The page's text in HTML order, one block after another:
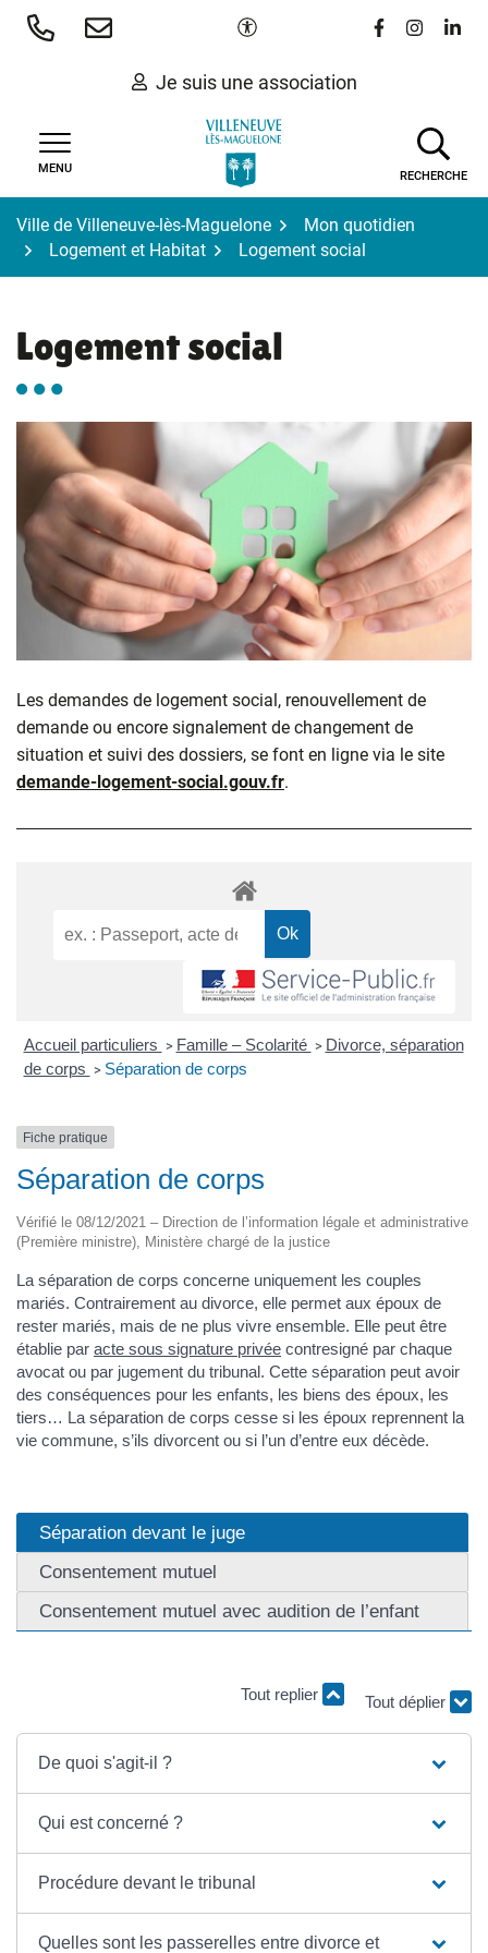
Aller
Paramètres d'accessibilité
Lien vers le
Lien vers
Lien
Je suis une association
MENU
RECHERCHE
Ville de Villeneuve-lès-Maguelone
Mon quotidien
Logement et Habitat
Logement social
Logement social
Les demandes de logement social, renouvellement de
demande ou encore signalement de changement de
situation et suivi des dossiers, se font en ligne via le site
demande-logement-social.gouv.fr.
Accueil particuliers > Famille – Scolarité > Divorce, séparation
de corps > Séparation de corps
Fiche pratique
Séparation de corps
Vérifié le 08/12/2021 – Direction de l’information légale et administrative
(Première ministre), Ministère chargé de la justice
La séparation de corps concerne uniquement les couples
mariés. Contrairement au divorce, elle permet aux époux de
rester mariés, mais de ne plus vivre ensemble. Elle peut être
établie par acte sous signature privée contresigné par chaque
avocat ou par jugement du tribunal. Cette séparation peut avoir
des conséquences pour les enfants, les biens des époux, les
tiers… La séparation de corps cesse si les époux reprennent la
vie commune, s’ils divorcent ou si l’un d’entre eux décède.
Séparation devant le juge
Consentement mutuel
Consentement mutuel avec audition de l’enfant
Tout replier
Tout déplier
De quoi s'agit-il ?
Qui est concerné ?
Procédure devant le tribunal
Quelles sont les passerelles entre divorce et